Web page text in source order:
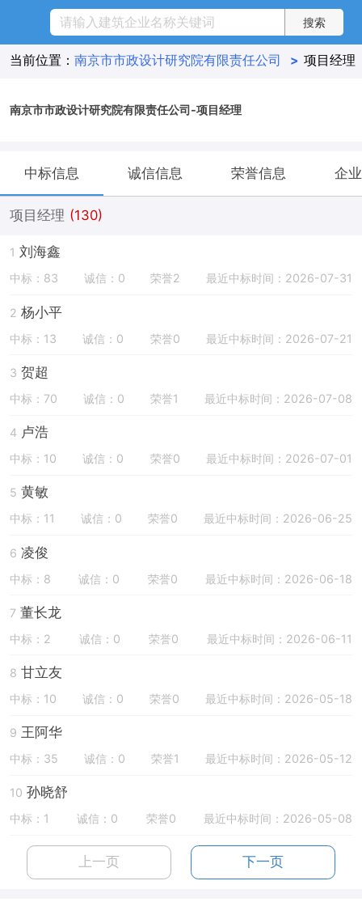
当前位置： 南京市市政设计研究院有限责任公司 > 项目经理
南京市市政设计研究院有限责任公司-项目经理
中标信息 诚信信息 荣誉信息 企
项目经理 (130)
1 刘海鑫
中标：83 诚信：0 荣誉2 最近中标时间：2026-07-31
2 杨小平
中标：13 诚信：0 荣誉0 最近中标时间：2026-07-21
3 贺超
中标：70 诚信：0 荣誉1 最近中标时间：2026-07-08
4 卢浩
中标：10 诚信：0 荣誉0 最近中标时间：2026-07-01
5 黄敏
中标：11 诚信：0 荣誉0 最近中标时间：2026-06-25
6 凌俊
中标：8 诚信：0 荣誉0 最近中标时间：2026-06-18
7 董长龙
中标：2 诚信：0 荣誉0 最近中标时间：2026-06-11
8 甘立友
中标：10 诚信：0 荣誉0 最近中标时间：2026-05-18
9 王阿华
中标：35 诚信：0 荣誉1 最近中标时间：2026-05-12
10 孙晓舒
中标：1 诚信：0 荣誉0 最近中标时间：2026-05-08
上一页 下一页